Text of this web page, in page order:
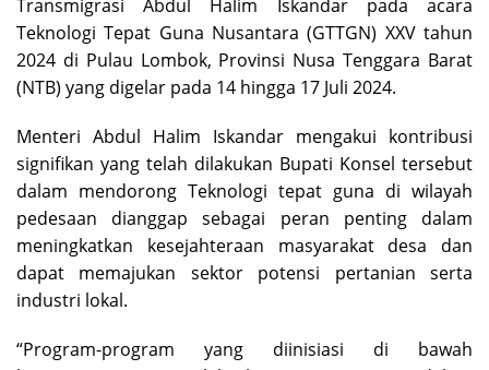
Transmigrasi Abdul Halim Iskandar pada acara
Teknologi Tepat Guna Nusantara (GTTGN) XXV tahun
2024 di Pulau Lombok, Provinsi Nusa Tenggara Barat
(NTB) yang digelar pada 14 hingga 17 Juli 2024.
Menteri Abdul Halim Iskandar mengakui kontribusi
signifikan yang telah dilakukan Bupati Konsel tersebut
dalam mendorong Teknologi tepat guna di wilayah
pedesaan dianggap sebagai peran penting dalam
meningkatkan kesejahteraan masyarakat desa dan
dapat memajukan sektor potensi pertanian serta
industri lokal.
“Program-program yang diinisiasi di bawah